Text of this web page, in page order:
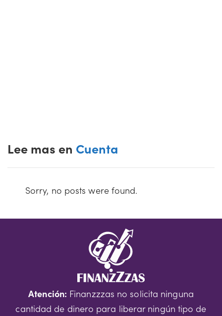
Lee mas en Cuenta
Sorry, no posts were found.
Atención: Finanzzzas no solicita ninguna
cantidad de dinero para liberar ningún tipo de